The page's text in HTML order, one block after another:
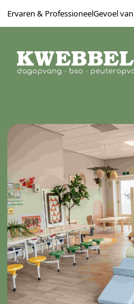
Ervaren & ProfessioneelGevoel